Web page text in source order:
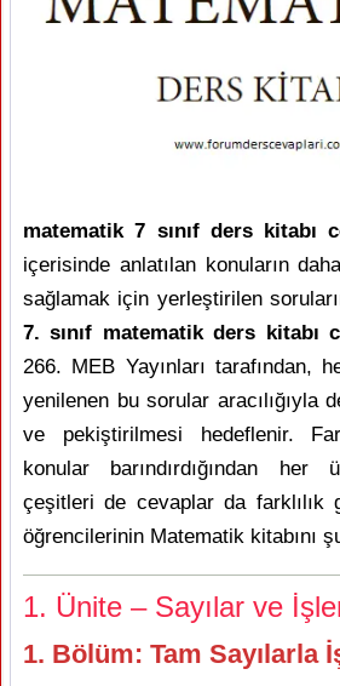
matematik 7 sınıf ders kitabı
içerisinde anlatılan konuların
sağlamak için yerleştirilen
7. sınıf matematik ders kitabı
266. MEB Yayınları tarafından,
yenilenen bu sorular aracılığıyla
ve pekiştirilmesi hedeflenir.
konular barındırdığından
çeşitleri de cevaplar da farklılık
öğrencilerinin Matematik kitabını
1. Ünite – Sayılar ve
1. Bölüm: Tam Sayılarla